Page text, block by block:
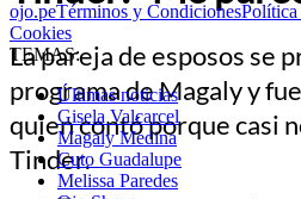
ojo.peTérminos y CondicionesPolítica
Cookies
TEMAS:
Últimas noticias
Gisela Valcarcel
Magaly Medina
Cuto Guadalupe
Melissa Paredes
La pareja de esposos se
programa de Magaly y
quien contó porque casi
Tinder.